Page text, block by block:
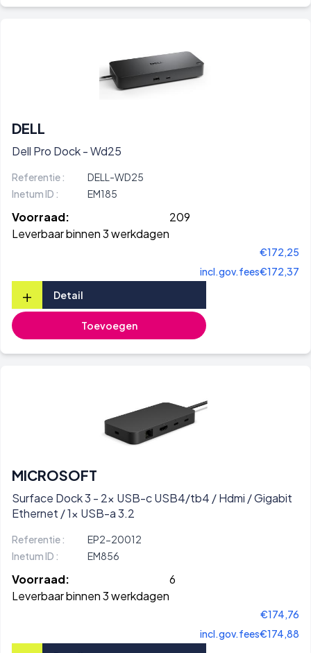
DELL
Dell Pro Dock - Wd25
Referentie :
DELL-WD25
Inetum ID :
EM185
Voorraad:
209
Leverbaar binnen 3 werkdagen
€172,25
incl.gov.fees€172,37
+ Detail
Toevoegen
MICROSOFT
Surface Dock 3 - 2x USB-c USB4/tb4 / Hdmi / Gigabit
Ethernet / 1x USB-a 3.2
Referentie :
EP2-20012
Inetum ID :
EM856
Voorraad:
6
Leverbaar binnen 3 werkdagen
€174,76
incl.gov.fees€174,88